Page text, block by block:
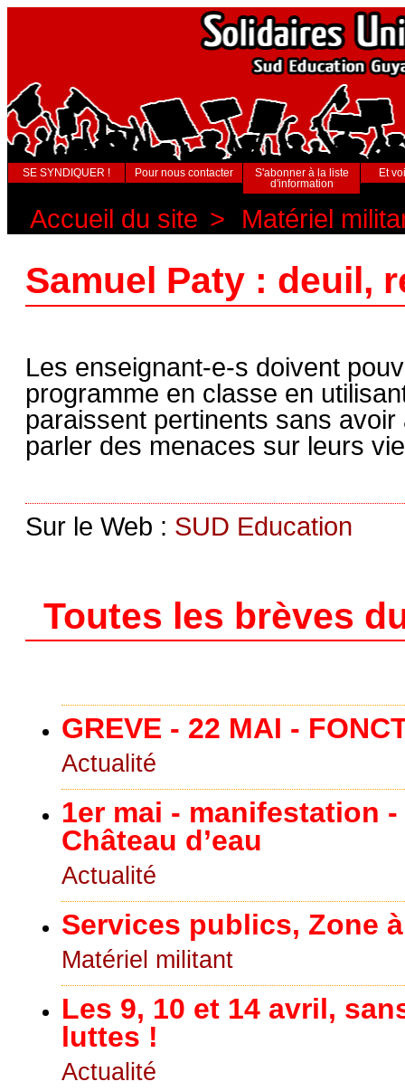
SE SYNDIQUER ! Pour nous contacter
S'abonner à la liste
d'information
Et
Accueil du site > Matériel
Samuel Paty : deuil,
Les enseignant-e-s doivent
programme en classe en
paraissent pertinents sans
parler des menaces sur leurs
Sur le Web : SUD Education
Toutes les brèves
GREVE - 22 MAI -
Actualité
1er mai - manifestation
Château d’eau
Actualité
Services publics, Zone
Matériel militant
Les 9, 10 et 14 avril,
luttes !
Actualité